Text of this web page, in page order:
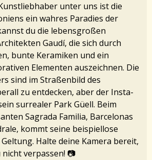
unter uns ist die
ein wahres Paradies der
du die lebensgroßen
Gaudí, die sich durch
bunte Keramiken und ein
Elementen auszeichnen. Die
sind im Straßenbild des
zu entdecken, aber der Insta-
surrealer Park Güell. Beim
Sagrada Familia, Barcelonas
kommt seine beispiellose
Halte deine Kamera bereit,
verpassen! 📷